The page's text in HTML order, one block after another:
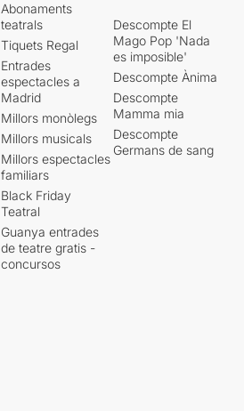
Abonaments
teatrals
Tiquets Regal
Entrades
espectacles a
Madrid
Millors monòlegs
Millors musicals
Millors espectacles
familiars
Black Friday
Teatral
Guanya entrades
de teatre gratis -
concursos
Descompte El
Mago Pop 'Nada
es imposible'
Descompte Ànima
Descompte
Mamma mia
Descompte
Germans de sang